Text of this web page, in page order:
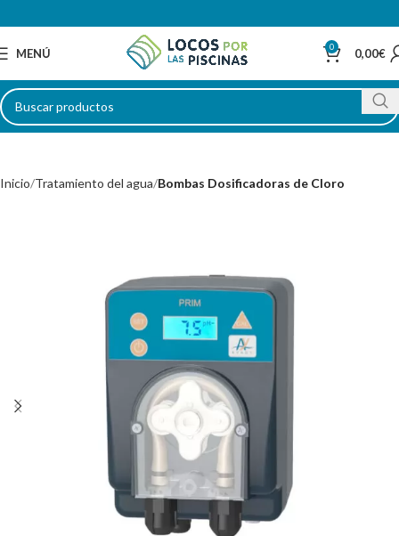
MENÚ 0 0,00€
Inicio Tratamiento del agua Bombas Dosificadoras de Cloro